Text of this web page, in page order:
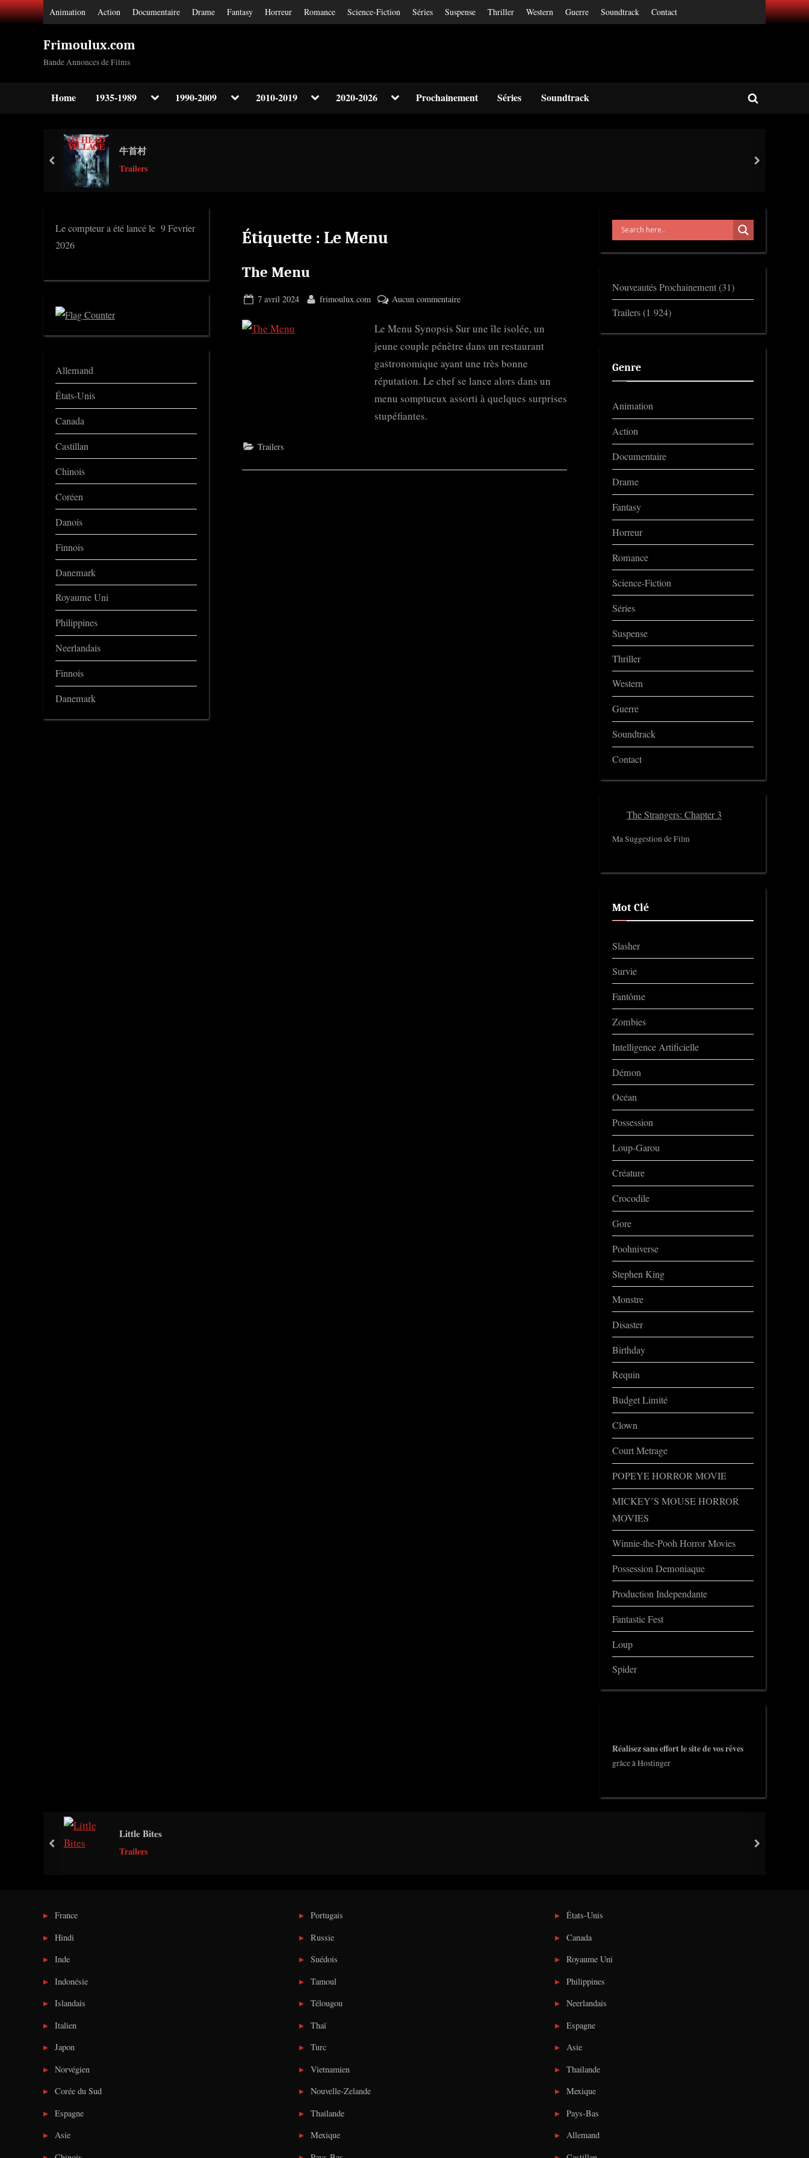
Skip
to
Animation Action Documentaire Drame Fantasy Horreur Romance Science-Fiction Séries Suspense Thriller Western Guerre Soundtrack Contact
Frimoulux.com
Bande Annonces de Films
Home 1935-1989 Toggle1990-2009 Toggle2010-2019 Toggle2020-2026 ToggleProchainement Séries Soundtrack
Toggle
牛首村
Trailers
prev next
Étiquette : Le Menu
The Menu
Posted
7 avril 2024 By
frimoulux.com Aucun commentairesur
Menu
Le Menu Synopsis Sur une île isolée, un
jeune couple pénètre dans un restaurant
gastronomique ayant une très bonne
réputation. Le chef se lance alors dans un
menu somptueux assorti à quelques surprises
stupéfiantes.
Trailers
Le compteur a été lancé le 9 Fevrier
2026
Allemand
États-Unis
Canada
Castillan
Chinois
Coréen
Danois
Finnois
Danemark
Royaume Uni
Philippines
Neerlandais
Finnois
Danemark
Nouveautés Prochainement(31)
Trailers(1 924)
Genre
Animation
Action
Documentaire
Drame
Fantasy
Horreur
Romance
Science-Fiction
Séries
Suspense
Thriller
Western
Guerre
Soundtrack
Contact
The Strangers: Chapter 3
Ma Suggestion de Film
Mot Clé
Slasher
Survie
Fantôme
Zombies
Intelligence Artificielle
Démon
Océan
Possession
Loup-Garou
Créature
Crocodile
Gore
Poohniverse
Stephen King
Monstre
Disaster
Birthday
Requin
Budget Limité
Clown
Court Metrage
POPEYE HORROR MOVIE
MICKEY’S MOUSE HORROR
MOVIES
Winnie-the-Pooh Horror Movies
Possession Demoniaque
Production Independante
Fantastic Fest
Loup
Spider
Réalisez sans effort le site de vos rêves
grâce à Hostinger
Little Bites
Trailers
prev next
France
Hindi
Inde
Indonésie
Islandais
Italien
Japon
Norvégien
Corée du Sud
Espagne
Asie
Portugais
Russie
Suédois
Tamoul
Télougou
Thaï
Turc
Vietnamien
Nouvelle-Zelande
Thailande
Mexique
États-Unis
Canada
Royaume Uni
Philippines
Neerlandais
Espagne
Asie
Thailande
Mexique
Pays-Bas
Allemand